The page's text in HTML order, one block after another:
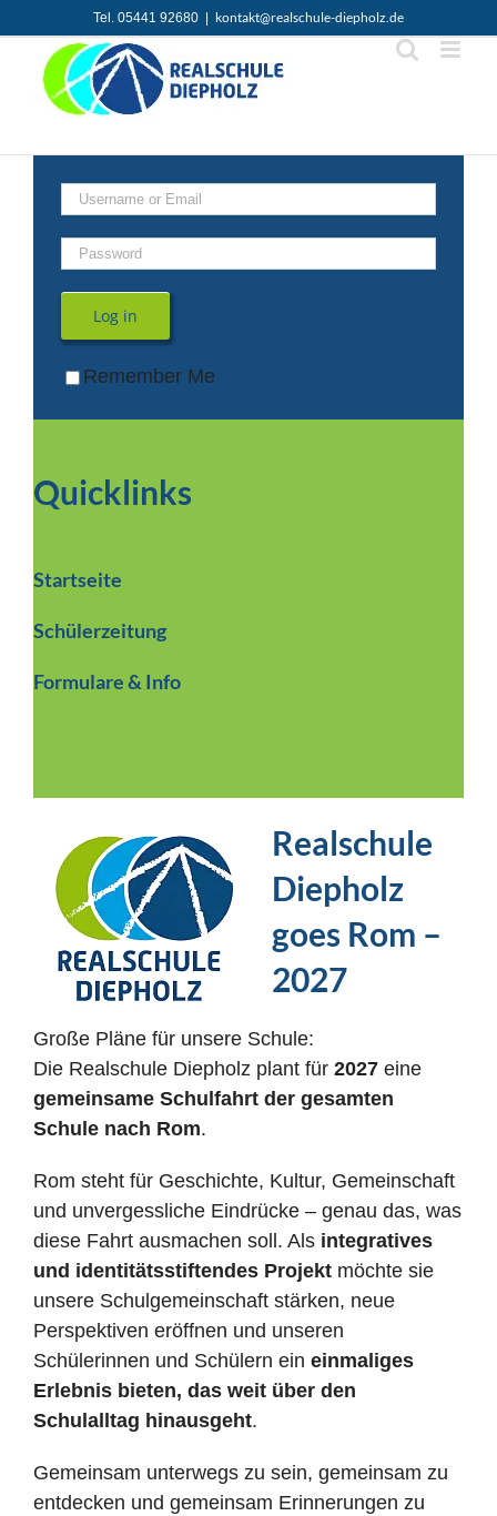
Inhalt
springen
Tel. 05441 92680 kontakt@realschule-diepholz.de
Log in
Remember Me
Quicklinks
Startseite
Schülerzeitung
Formulare & Info
Realschule
Diepholz
goes Rom –
2027
Große Pläne für unsere Schule:
Die Realschule Diepholz plant für 2027eine
gemeinsame Schulfahrt der gesamten
Schule nach Rom.
Rom steht für Geschichte, Kultur, Gemeinschaft
und unvergessliche Eindrücke – genau das, was
diese Fahrt ausmachen soll. Als integratives
und identitätsstiftendes Projektmöchte sie
unsere Schulgemeinschaft stärken, neue
Perspektiven eröffnen und unseren
Schülerinnen und Schülern ein einmaliges
Erlebnis bieten, das weit über den
Schulalltag hinausgeht.
Gemeinsam unterwegs zu sein, gemeinsam zu
entdecken und gemeinsam Erinnerungen zu